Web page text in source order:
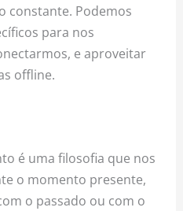
constante. Podemos
para nos
e aproveitar
offline.
é uma filosofia que nos
o momento presente,
o passado ou com o